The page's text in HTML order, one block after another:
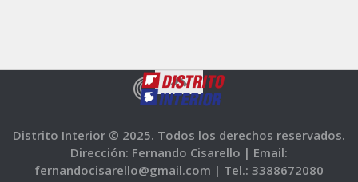
Distrito Interior © 2025. Todos los derechos reservados.
Dirección: Fernando Cisarello | Email:
fernandocisarello@gmail.com | Tel.: 3388672080